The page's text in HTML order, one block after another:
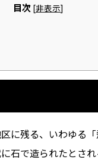
目次 [非表示]
に残る、いわゆる
石で造られたとさ